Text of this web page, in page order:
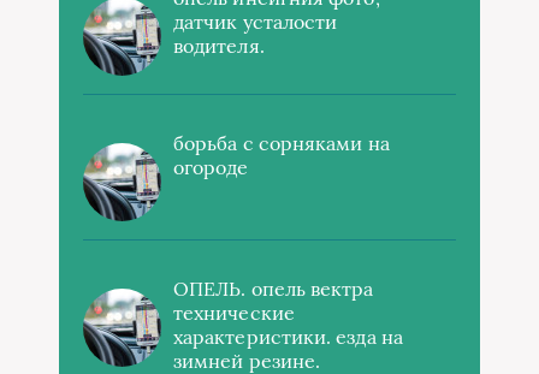
датчик усталости
водителя.
борьба с сорняками на
огороде
ОПЕЛЬ. опель вектра
технические
характеристики. езда на
зимней резине.